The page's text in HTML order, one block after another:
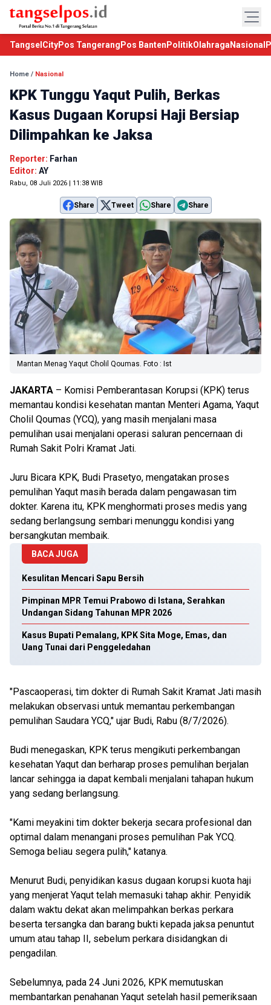
TangselCityPos Tangerang Pos Banten PolitikOlahraga Nasional
Home / Nasional
KPK Tunggu Yaqut Pulih, Berkas
Kasus Dugaan Korupsi Haji Bersiap
Dilimpahkan ke Jaksa
Reporter: Farhan
Editor: AY
Rabu, 08 Juli 2026 | 11:38 WIB
Share Tweet Share Share
Mantan Menag Yaqut Cholil Qoumas. Foto : Ist
JAKARTA – Komisi Pemberantasan Korupsi (KPK) terus
memantau kondisi kesehatan mantan Menteri Agama, Yaqut
Cholil Qoumas (YCQ), yang masih menjalani masa
pemulihan usai menjalani operasi saluran pencernaan di
Rumah Sakit Polri Kramat Jati.
Juru Bicara KPK, Budi Prasetyo, mengatakan proses
pemulihan Yaqut masih berada dalam pengawasan tim
dokter. Karena itu, KPK menghormati proses medis yang
sedang berlangsung sembari menunggu kondisi yang
bersangkutan membaik.
BACA JUGA
Kesulitan Mencari Sapu Bersih
Pimpinan MPR Temui Prabowo di Istana, Serahkan
Undangan Sidang Tahunan MPR 2026
Kasus Bupati Pemalang, KPK Sita Moge, Emas, dan
Uang Tunai dari Penggeledahan
"Pascaoperasi, tim dokter di Rumah Sakit Kramat Jati masih
melakukan observasi untuk memantau perkembangan
pemulihan Saudara YCQ," ujar Budi, Rabu (8/7/2026).
Budi menegaskan, KPK terus mengikuti perkembangan
kesehatan Yaqut dan berharap proses pemulihan berjalan
lancar sehingga ia dapat kembali menjalani tahapan hukum
yang sedang berlangsung.
"Kami meyakini tim dokter bekerja secara profesional dan
optimal dalam menangani proses pemulihan Pak YCQ.
Semoga beliau segera pulih," katanya.
Menurut Budi, penyidikan kasus dugaan korupsi kuota haji
yang menjerat Yaqut telah memasuki tahap akhir. Penyidik
dalam waktu dekat akan melimpahkan berkas perkara
beserta tersangka dan barang bukti kepada jaksa penuntut
umum atau tahap II, sebelum perkara disidangkan di
pengadilan.
Sebelumnya, pada 24 Juni 2026, KPK memutuskan
membantarkan penahanan Yaqut setelah hasil pemeriksaan